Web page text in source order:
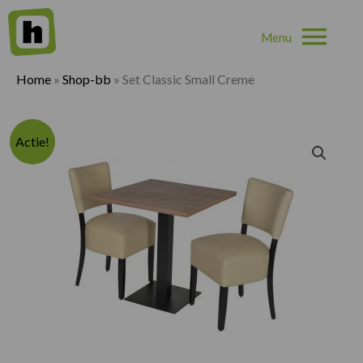
Home » Shop-bb » Set Classic Small Creme
Actie!